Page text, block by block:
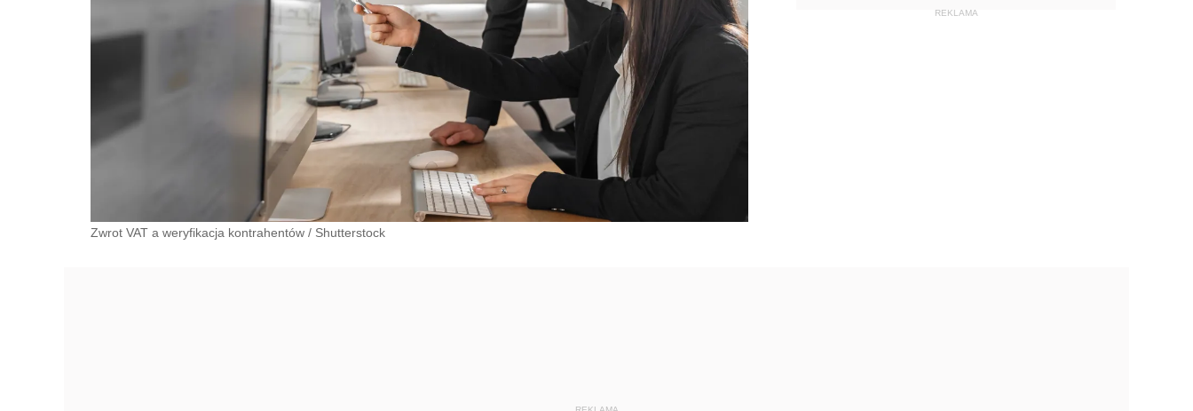
Zwrot VAT a weryfikacja kontrahentów / Shutterstock